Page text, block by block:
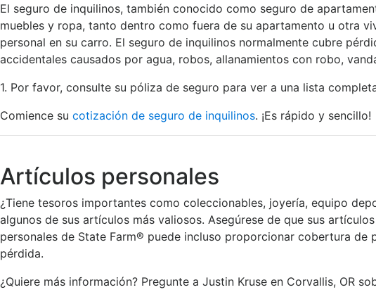
El seguro de inquilinos, también conocido como seguro de
muebles y ropa, tanto dentro como fuera de su apartamento u otra
personal en su carro. El seguro de inquilinos normalmente cubre
accidentales causados por agua, robos, allanamientos con robo,
1. Por favor, consulte su póliza de seguro para ver a una lista
Comience su cotización de seguro de inquilinos. ¡Es rápido y sencillo!
Artículos personales
¿Tiene tesoros importantes como coleccionables, joyería, equipo
algunos de sus artículos más valiosos. Asegúrese de que sus
personales de State Farm® puede incluso proporcionar cobertura de
pérdida.
¿Quiere más información? Pregunte a Justin Kruse en Corvallis, OR